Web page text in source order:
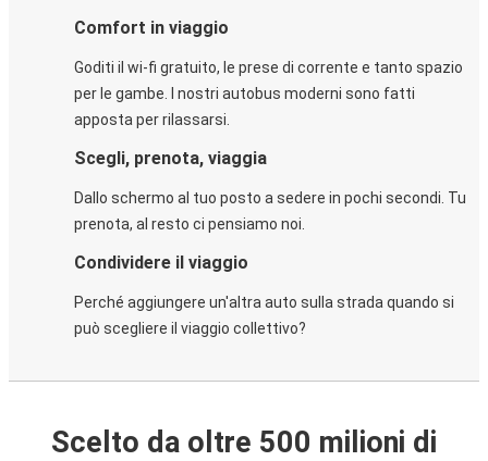
Comfort in viaggio
Goditi il wi-fi gratuito, le prese di corrente e tanto spazio
per le gambe. I nostri autobus moderni sono fatti
apposta per rilassarsi.
Scegli, prenota, viaggia
Dallo schermo al tuo posto a sedere in pochi secondi. Tu
prenota, al resto ci pensiamo noi.
Condividere il viaggio
Perché aggiungere un'altra auto sulla strada quando si
può scegliere il viaggio collettivo?
Scelto da oltre 500 milioni di